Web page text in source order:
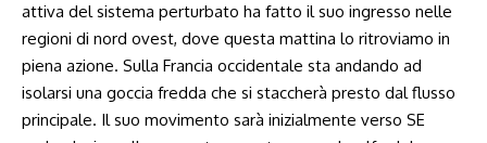
attiva del sistema perturbato ha fatto il suo ingresso nelle
regioni di nord ovest, dove questa mattina lo ritroviamo in
piena azione. Sulla Francia occidentale sta andando ad
isolarsi una goccia fredda che si staccherà presto dal flusso
principale. Il suo movimento sarà inizialmente verso SE